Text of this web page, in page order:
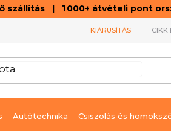
| 1 000+ átvételi pont
KIÁRUSÍTÁS CIKK
Autótechnika Csiszolás és